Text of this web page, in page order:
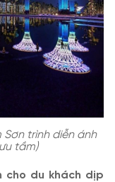
trình diễn ánh
tầm)
cho du khách dịp